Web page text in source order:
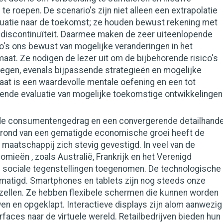
roepen. De scenario's zijn niet alleen een extrapolatie
naar de toekomst; ze houden bewust rekening met
Daarmee maken de zeer uiteenlopende
ons bewust van mogelijke veranderingen in het
Ze nodigen de lezer uit om de bijbehorende risico's
evenals bijpassende strategieën en mogelijke
is een waardevolle mentale oefening en een tot
evaluatie van mogelijke toekomstige
consumentengedrag en een convergerende
van een gematigde economische groei heeft de
zich stevig gevestigd. In veel van de
, zoals Australië, Frankrijk en het Verenigd
sociale tegenstellingen toegenomen. De technologische
Smartphones en tablets zijn nog steeds onze
Ze hebben flexibele schermen die kunnen worden
en opgeklapt. Interactieve displays zijn alom aanwezig
naar de virtuele wereld. Retailbedrijven bieden hun